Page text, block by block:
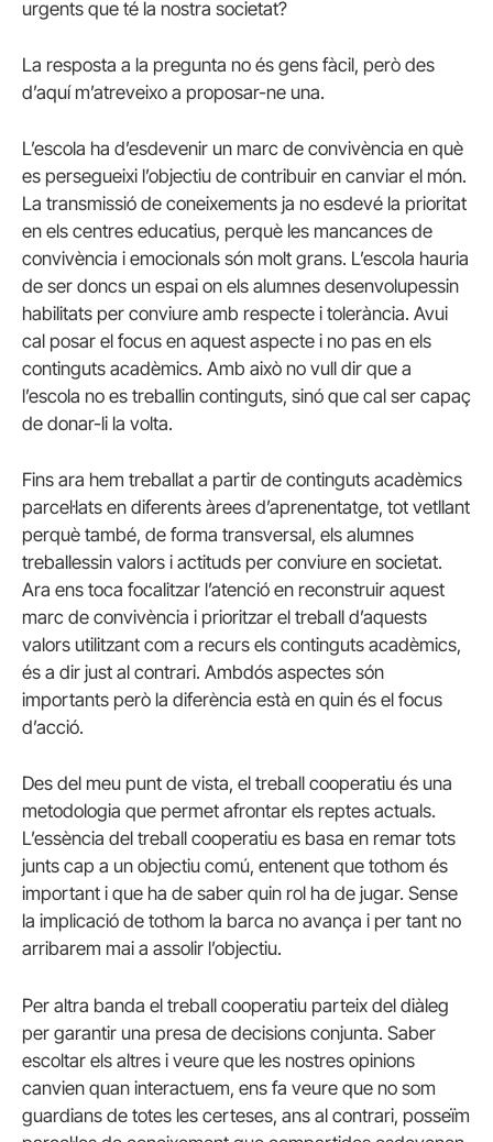
urgents que té la nostra societat?
La resposta a la pregunta no és gens fàcil, però des
d’aquí m’atreveixo a proposar-ne una.
L’escola ha d’esdevenir un marc de convivència en què
es persegueixi l’objectiu de contribuir en canviar el món.
La transmissió de coneixements ja no esdevé la prioritat
en els centres educatius, perquè les mancances de
convivència i emocionals són molt grans. L’escola hauria
de ser doncs un espai on els alumnes desenvolupessin
habilitats per conviure amb respecte i tolerància. Avui
cal posar el focus en aquest aspecte i no pas en els
continguts acadèmics. Amb això no vull dir que a
l’escola no es treballin continguts, sinó que cal ser capaç
de donar-li la volta.
Fins ara hem treballat a partir de continguts acadèmics
parcel·lats en diferents àrees d’aprenentatge, tot vetllant
perquè també, de forma transversal, els alumnes
treballessin valors i actituds per conviure en societat.
Ara ens toca focalitzar l’atenció en reconstruir aquest
marc de convivència i prioritzar el treball d’aquests
valors utilitzant com a recurs els continguts acadèmics,
és a dir just al contrari. Ambdós aspectes són
importants però la diferència està en quin és el focus
d’acció.
Des del meu punt de vista, el treball cooperatiu és una
metodologia que permet afrontar els reptes actuals.
L’essència del treball cooperatiu es basa en remar tots
junts cap a un objectiu comú, entenent que tothom és
important i que ha de saber quin rol ha de jugar. Sense
la implicació de tothom la barca no avança i per tant no
arribarem mai a assolir l’objectiu.
Per altra banda el treball cooperatiu parteix del diàleg
per garantir una presa de decisions conjunta. Saber
escoltar els altres i veure que les nostres opinions
canvien quan interactuem, ens fa veure que no som
guardians de totes les certeses, ans al contrari, posseïm